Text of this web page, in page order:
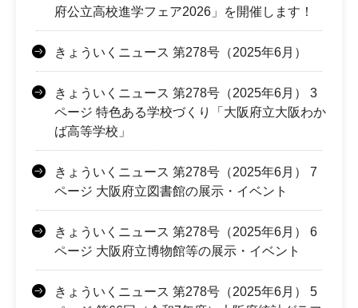
府公立高校進学フェア2026」を開催します！
きょういくニュース 第278号（2025年6月）
きょういくニュース 第278号（2025年6月） 3
ページ 特色ある学校づくり「大阪府立大阪わか
ば高等学校」
きょういくニュース 第278号（2025年6月） 7
ページ 大阪府立図書館の展示・イベント
きょういくニュース 第278号（2025年6月） 6
ページ 大阪府立博物館等の展示・イベント
きょういくニュース 第278号（2025年6月） 5